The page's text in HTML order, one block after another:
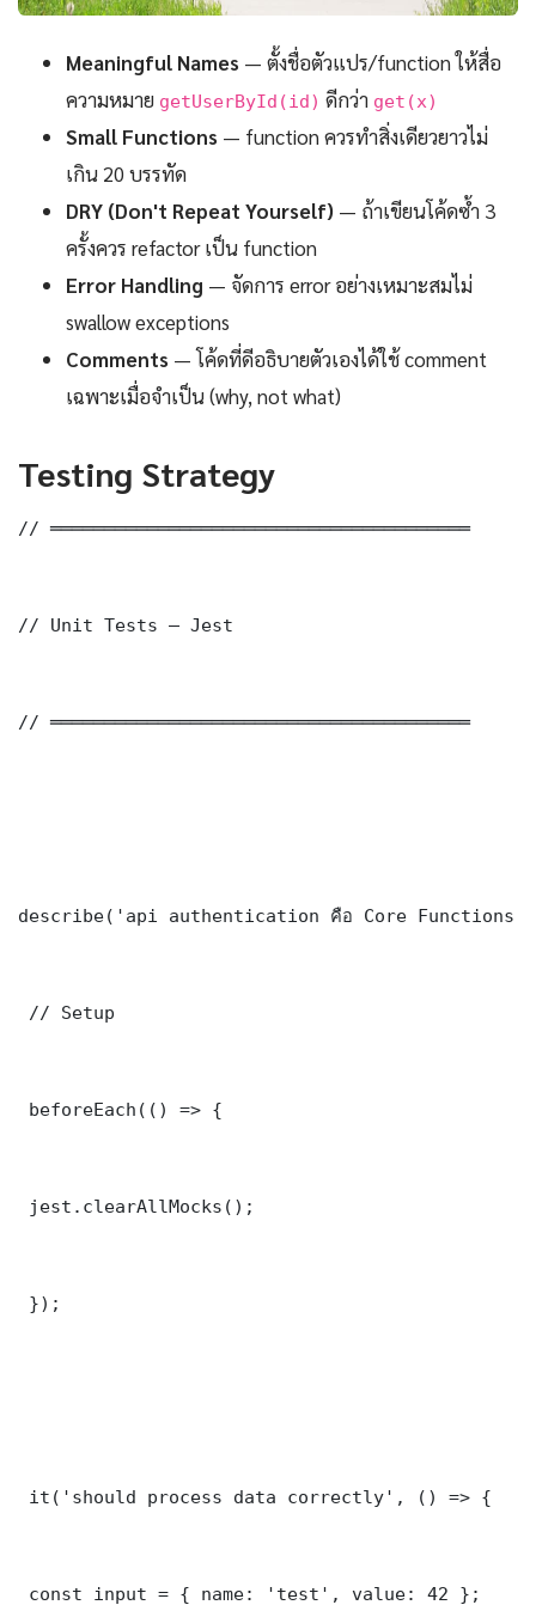
Meaningful Names — ตั้งชื่อตัวแปร/function ให้สื่อ
ความหมาย getUserById(id) ดีกว่า get(x)
Small Functions — function ควรทำสิ่งเดียวยาวไม่
เกิน 20 บรรทัด
DRY (Don't Repeat Yourself) — ถ้าเขียนโค้ดซ้ำ 3
ครั้งควร refactor เป็น function
Error Handling — จัดการ error อย่างเหมาะสมไม่
swallow exceptions
Comments — โค้ดที่ดีอธิบายตัวเองได้ใช้ comment
เฉพาะเมื่อจำเป็น (why, not what)
Testing Strategy
// ═══════════════════════════════════════
// Unit Tests — Jest
// ═══════════════════════════════════════
describe('api authentication คือ Core
// Setup
beforeEach(() => {
jest.clearAllMocks();
});
it('should process data correctly', () => {
const input = { name: 'test', value: 42 };